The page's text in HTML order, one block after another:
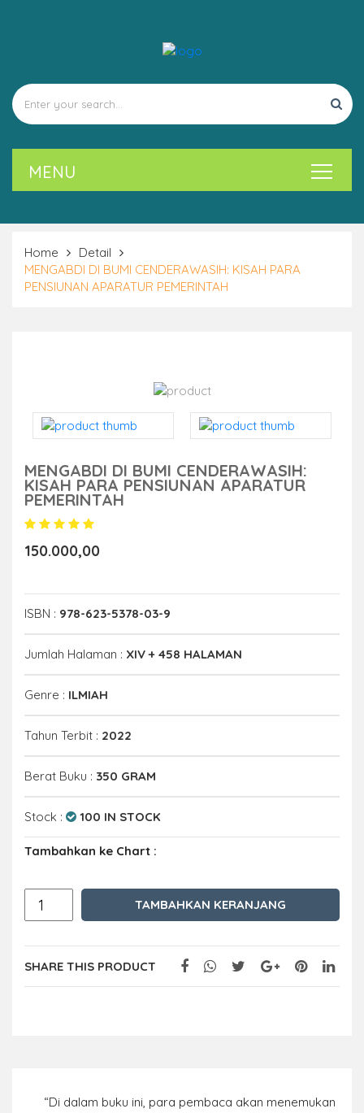
Home
Detail
MENGABDI DI BUMI CENDERAWASIH: KISAH PARA
PENSIUNAN APARATUR PEMERINTAH
MENGABDI DI BUMI CENDERAWASIH:
KISAH PARA PENSIUNAN APARATUR
PEMERINTAH
150.000,00
ISBN : 978-623-5378-03-9
Jumlah Halaman : XIV + 458 HALAMAN
Genre : ILMIAH
Tahun Terbit : 2022
Berat Buku : 350 GRAM
Stock : 100 IN STOCK
Tambahkan ke Chart :
TAMBAHKAN KERANJANG
SHARE THIS PRODUCT
“Di dalam buku ini, para pembaca akan menemukan